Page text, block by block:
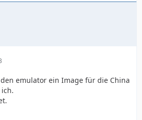
emulator ein Image für die China